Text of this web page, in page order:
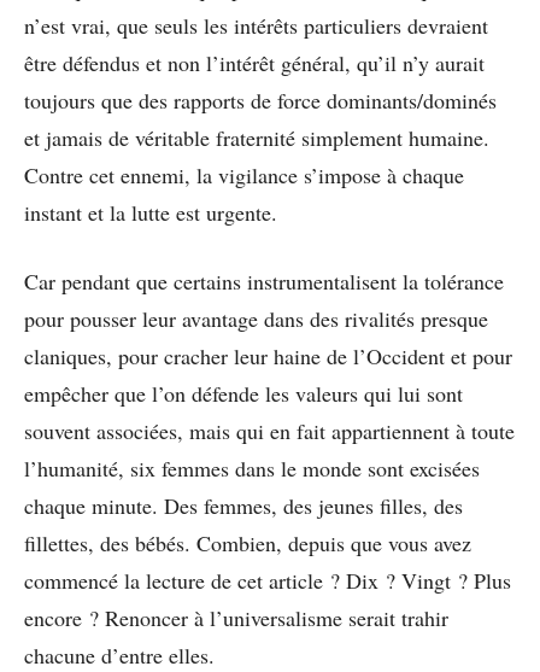
n’est vrai, que seuls les intérêts particuliers devraient
être défendus et non l’intérêt général, qu’il n’y aurait
toujours que des rapports de force dominants/dominés
et jamais de véritable fraternité simplement humaine.
Contre cet ennemi, la vigilance s’impose à chaque
instant et la lutte est urgente.
Car pendant que certains instrumentalisent la tolérance
pour pousser leur avantage dans des rivalités presque
claniques, pour cracher leur haine de l’Occident et pour
empêcher que l’on défende les valeurs qui lui sont
souvent associées, mais qui en fait appartiennent à toute
l’humanité, six femmes dans le monde sont excisées
chaque minute. Des femmes, des jeunes filles, des
fillettes, des bébés. Combien, depuis que vous avez
commencé la lecture de cet article ? Dix ? Vingt ? Plus
encore ? Renoncer à l’universalisme serait trahir
chacune d’entre elles.